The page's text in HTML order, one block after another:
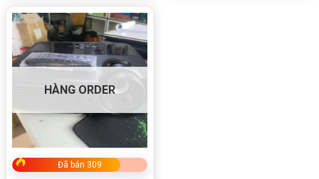
HÀNG ORDER
Đã bán 309